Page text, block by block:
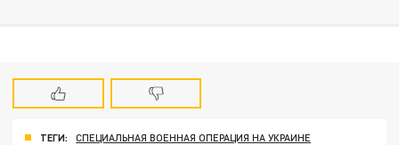
ТЕГИ:
СПЕЦИАЛЬНАЯ ВОЕННАЯ ОПЕРАЦИЯ НА УКРАИНЕ